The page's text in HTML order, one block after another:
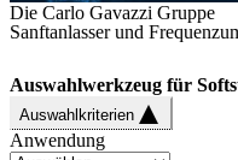
Die Carlo Gavazzi Gruppe
Sanftanlasser und
Auswahlwerkzeug für
Auswahlkriterien
Anwendung